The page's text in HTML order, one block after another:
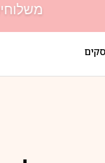
משלוחים